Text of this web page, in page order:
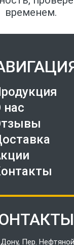
временем.
нас
Пер.